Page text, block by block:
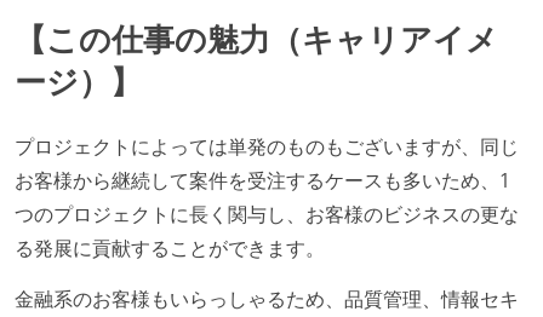
【この仕事の魅力（キャリアイメ
ージ）】
プロジェクトによっては単発のものもございますが、同じ
お客様から継続して案件を受注するケースも多いため、1
つのプロジェクトに長く関与し、お客様のビジネスの更な
る発展に貢献することができます。
金融系のお客様もいらっしゃるため、品質管理、情報セキ